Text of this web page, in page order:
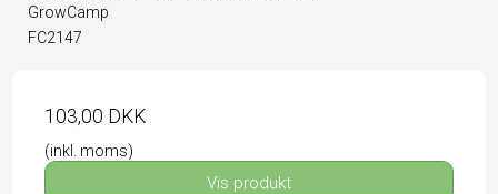
GrowCamp
FC2147
103,00 DKK
(inkl. moms)
Vis produkt